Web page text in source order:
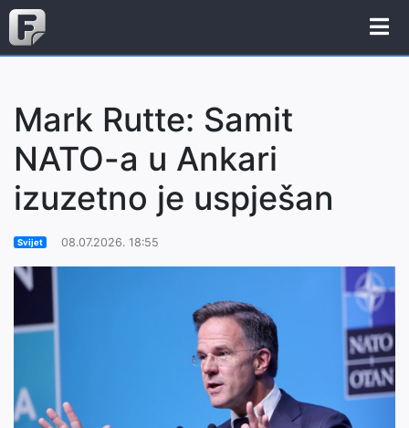
Mark Rutte: Samit
NATO-a u Ankari
izuzetno je uspješan
Svijet 08.07.2026. 18:55